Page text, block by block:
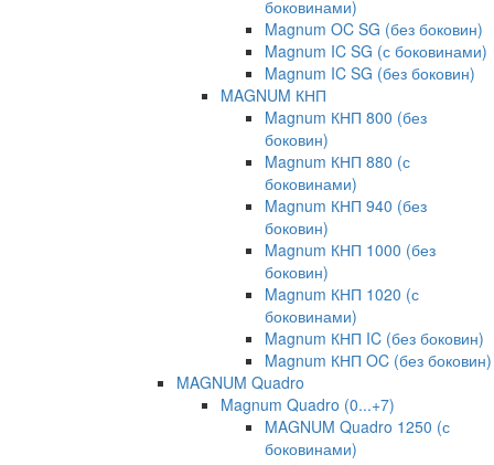
боковинами)
Magnum OC SG (без боковин)
Magnum IC SG (с боковинами)
Magnum IC SG (без боковин)
MAGNUM КНП
Magnum КНП 800 (без
боковин)
Magnum КНП 880 (с
боковинами)
Magnum КНП 940 (без
боковин)
Magnum КНП 1000 (без
боковин)
Magnum КНП 1020 (с
боковинами)
Magnum КНП IC (без боковин)
Magnum КНП OC (без боковин)
MAGNUM Quadro
Magnum Quadro (0...+7)
MAGNUM Quadro 1250 (с
боковинами)